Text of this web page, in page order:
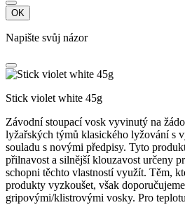
OK
Napište svůj názor
Stick violet white 45g
Závodní stoupací vosk vyvinutý na
lyžařských týmů klasického lyžování s
souladu s novými předpisy. Tyto
přilnavost a silnější klouzavost určeny
schopni těchto vlastností využít. Těm,
produkty vyzkoušet, však
gripovými/klistrovými vosky. Pro